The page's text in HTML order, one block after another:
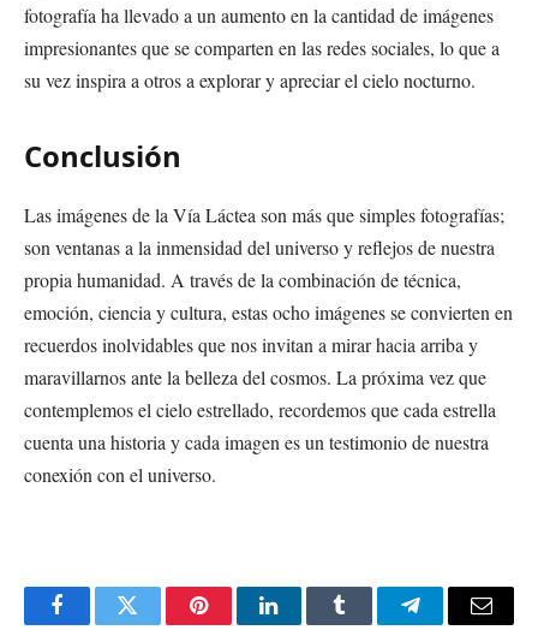
fotografía ha llevado a un aumento en la cantidad de imágenes
impresionantes que se comparten en las redes sociales, lo que a
su vez inspira a otros a explorar y apreciar el cielo nocturno.
Conclusión
Las imágenes de la Vía Láctea son más que simples fotografías;
son ventanas a la inmensidad del universo y reflejos de nuestra
propia humanidad. A través de la combinación de técnica,
emoción, ciencia y cultura, estas ocho imágenes se convierten en
recuerdos inolvidables que nos invitan a mirar hacia arriba y
maravillarnos ante la belleza del cosmos. La próxima vez que
contemplemos el cielo estrellado, recordemos que cada estrella
cuenta una historia y cada imagen es un testimonio de nuestra
conexión con el universo.
FacebookTwitter PinterestLinkedInTumblr TelegramEmail